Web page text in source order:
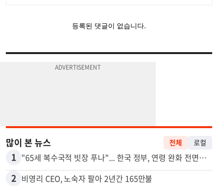
많이 본 뉴스 전체 로컬
1 "65세 복수국적 빗장 푸나"... 한국 정부, 연령 완화 전면 추진
2 비영리 CEO, 노숙자 팔아 2년간 165만불